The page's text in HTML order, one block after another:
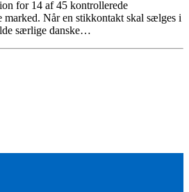
for 14 af 45 kontrollerede
marked. Når en stikkontakt skal sælges i
særlige danske…